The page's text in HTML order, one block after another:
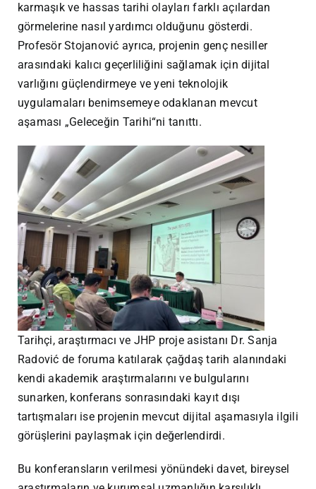
karmaşık ve hassas tarihi olayları farklı açılardan
görmelerine nasıl yardımcı olduğunu gösterdi.
Profesör Stojanović ayrıca, projenin genç nesiller
arasındaki kalıcı geçerliliğini sağlamak için dijital
varlığını güçlendirmeye ve yeni teknolojik
uygulamaları benimsemeye odaklanan mevcut
aşaması „Geleceğin Tarihi“ni tanıttı.
Tarihçi, araştırmacı ve JHP proje asistanı Dr. Sanja
Radović de foruma katılarak çağdaş tarih alanındaki
kendi akademik araştırmalarını ve bulgularını
sunarken, konferans sonrasındaki kayıt dışı
tartışmaları ise projenin mevcut dijital aşamasıyla ilgili
görüşlerini paylaşmak için değerlendirdi.
Bu konferansların verilmesi yönündeki davet, bireysel